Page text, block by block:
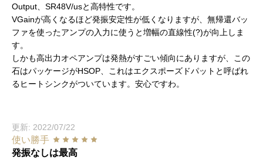
Output、SR48V/usと高特性です。
VGainが高くなるほど発振安定性が低くなりますが、無帰還バッ
ファを使ったアンプの入力に使うと増幅の直線性(?)が向上しま
す。
しかも高出力オペアンプは発熱がすごい傾向にありますが、この
石はパッケージがHSOP、これはエクスポーズドパットと呼ばれ
るヒートシンクがついています。安心ですわ。
更新: 2022/07/22
使い勝手
発振なしは最高